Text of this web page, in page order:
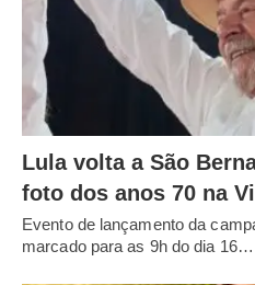
Lula volta a São
foto dos anos 70 na
Evento de lançamento da
marcado para as 9h do dia 16…